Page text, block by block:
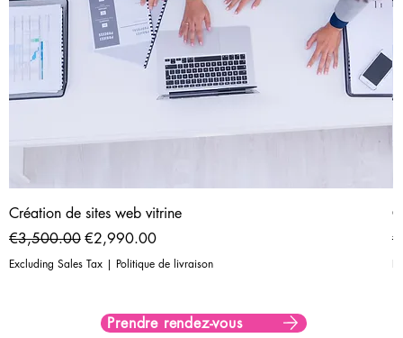
Création de sites web vitrine
Regular Price
€3,500.00 Sale Price
€2,990.00
Excluding Sales Tax| Politique de livraison
Prendre rendez-vous